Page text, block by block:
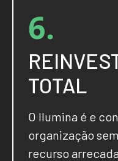
6.
TOTAL
O Ilumina é e
organização
recurso